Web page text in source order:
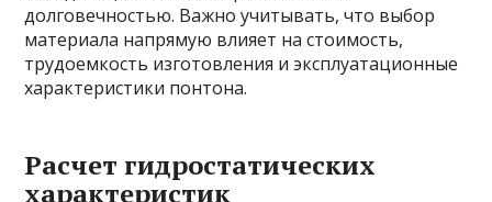
долговечностью. Важно учитывать, что выбор
материала напрямую влияет на стоимость,
трудоемкость изготовления и эксплуатационные
характеристики понтона.
Расчет гидростатических
характеристик